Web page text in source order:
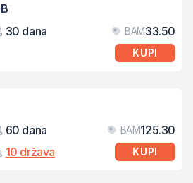
30 dana BAM33.50
KUPI
60 dana BAM125.30
10 država KUPI